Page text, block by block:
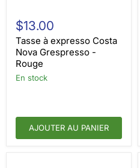
à
expresso
Costa
Nova
Grespresso
Rouge
$13.00
Tasse à expresso Costa
Nova Grespresso -
Rouge
en stock
AJOUTER AU PANIER